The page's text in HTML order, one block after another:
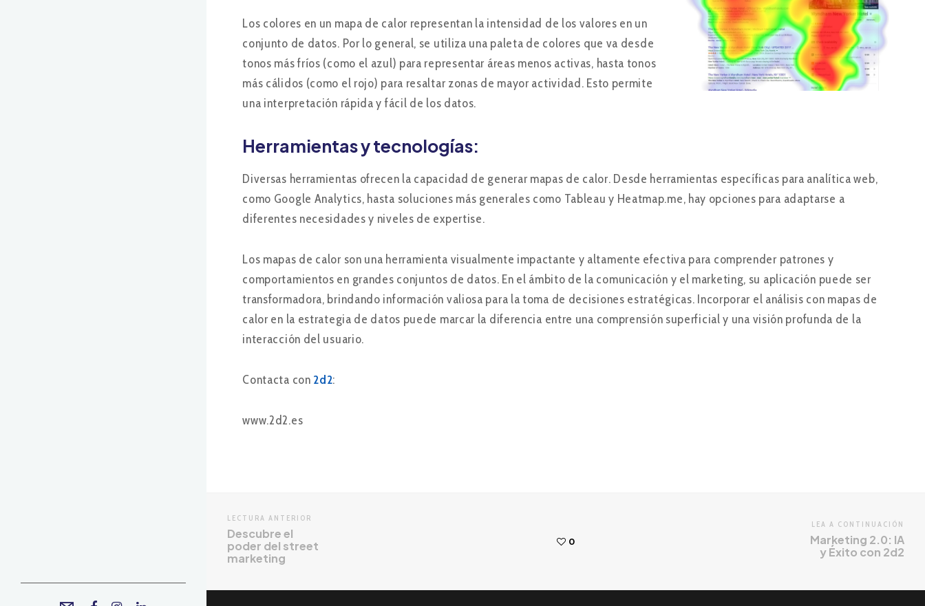
Los colores en un mapa de calor representan la intensidad de los valores en un
conjunto de datos. Por lo general, se utiliza una paleta de colores que va desde
tonos más fríos (como el azul) para representar áreas menos activas, hasta tonos
más cálidos (como el rojo) para resaltar zonas de mayor actividad. Esto permite
una interpretación rápida y fácil de los datos.
Herramientas y tecnologías:
Diversas herramientas ofrecen la capacidad de generar mapas de calor. Desde herramientas específicas para analítica web,
como Google Analytics, hasta soluciones más generales como Tableau y Heatmap.me, hay opciones para adaptarse a
diferentes necesidades y niveles de expertise.
Los mapas de calor son una herramienta visualmente impactante y altamente efectiva para comprender patrones y
comportamientos en grandes conjuntos de datos. En el ámbito de la comunicación y el marketing, su aplicación puede ser
transformadora, brindando información valiosa para la toma de decisiones estratégicas. Incorporar el análisis con mapas de
calor en la estrategia de datos puede marcar la diferencia entre una comprensión superficial y una visión profunda de la
interacción del usuario.
Contacta con 2d2:
www.2d2.es
LECTURA ANTERIOR
Descubre el
poder del street
marketing
0
LEA A CONTINUACIÓN
Marketing 2.0: IA
y Éxito con 2d2